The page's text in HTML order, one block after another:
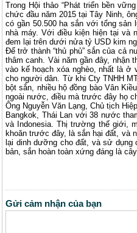
Trong Hội thảo “Phát triển bền
chức đầu năm 2015 tại Tây Ninh,
có gần 50.500 ha sắn với tổng
nhà máy. Với điều kiện hiện tại và
đem lại trên dưới nửa tỷ USD kim
Để trở thành “thủ phủ” sắn của cả
thâm canh. Vài năm gần đây, nhận
vào kế hoạch xóa nghèo, nhất là ở
cho người dân. Từ khi Cty TNHH
bột sắn, nhiều hộ đồng bào Vân
ngoài nước, điều mà trước đây họ
Ông Nguyễn Văn Lạng, Chủ tịch
Bangkok, Thái Lan với 38 nước
và Indonesia. Thị trường thế giới,
khoăn trước đây, là sắn hại đất, và
lại dinh dưỡng cho đất, và sử
bản, sắn hoàn toàn xứng đáng là
Gửi cảm nhận của bạn